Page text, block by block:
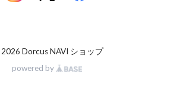
2026 Dorcus NAVI ショップ
powered by